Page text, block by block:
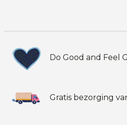
Do Good and Feel
Gratis bezorging